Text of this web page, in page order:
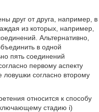
друг от друга, например, в
из которых, например,
Альтернативно,
в одной
пять соединений
первому аспекту
ловушки согласно второму
относится к способу
стадию i)